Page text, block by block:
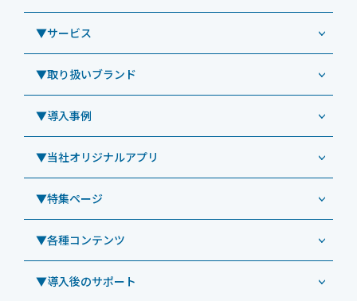
業務用タブレット
Windowsタブレット TW2A-NF9LTA
Windowsタブレット TW2A-N9LTA
Windowsタブレット TW2A-N9LT
Windowsタブレット TW2A-E9LT
Androidタブレット TA2C-NF8
Androidタブレット TA2C-NF8BL
Androidタブレット TA2C-CS8
Androidタブレット TA2C-CS8BL
Androidタブレット TA2C-DR94G
▼サービス
コールセンター
CRMシステム「カイゼンコール」
リペアサービス
教育機関向けiPad修理パック
社内ヘルプデスク代行サービス
教育機関向けiPad管理運用パック
教育機関向けICT支援ソリューション
教育機関向けネットワーク機器導入保守
▼取り扱いブランド
ODS（オーディーエス）
LG（エルジー）
ViewSonic（ビューソニック）
PHILIPS（フィリップス）
DynaScan（ダイナスキャン）
SAMSUNG（サムスン）
Goodview（グッドビュー）
▼導入事例
導入事例（業務用タブレット、デジタルサイネージほか）
事例：業務用タブレット端末
事例：業務用サイネージ・プロジェクター
事例：業務用オーディオ・その他AV機器
事例：サービス
▼当社オリジナルアプリ
業務効率化アプリ「NFCオプティマイザー」
サポート支援アプリ「ログ送信アプリ」
MDMアプリ「Tablet Control」
▼特集ページ
業務用タブレット
>特長1：USB Type-Aポート
▼各種コンテンツ
特集記事
▼導入後のサポート